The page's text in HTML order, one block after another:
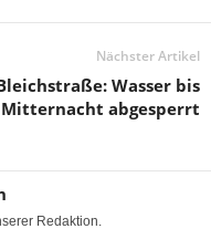
Nächster Artikel
Wasser bis
Mitternacht abgesperrt
Redaktion.